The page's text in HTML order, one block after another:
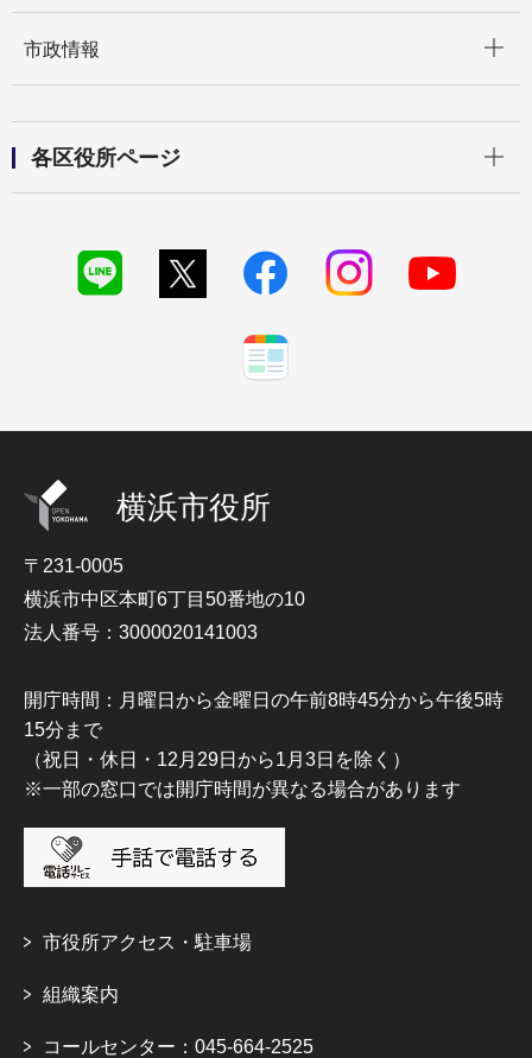
市政情報
各区役所ページ
横浜市役所
〒231-0005
横浜市中区本町6丁目50番地の10
法人番号：3000020141003
開庁時間：月曜日から金曜日の午前8時45分から午後5時
15分まで
（祝日・休日・12月29日から1月3日を除く）
※一部の窓口では開庁時間が異なる場合があります
市役所アクセス・駐車場
組織案内
コールセンター：045-664-2525